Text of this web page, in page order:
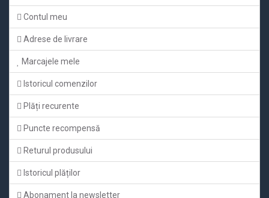
Contul meu
Adrese de livrare
Marcajele mele
Istoricul comenzilor
Plăți recurente
Puncte recompensă
Returul produsului
Istoricul plăților
Abonament la newsletter